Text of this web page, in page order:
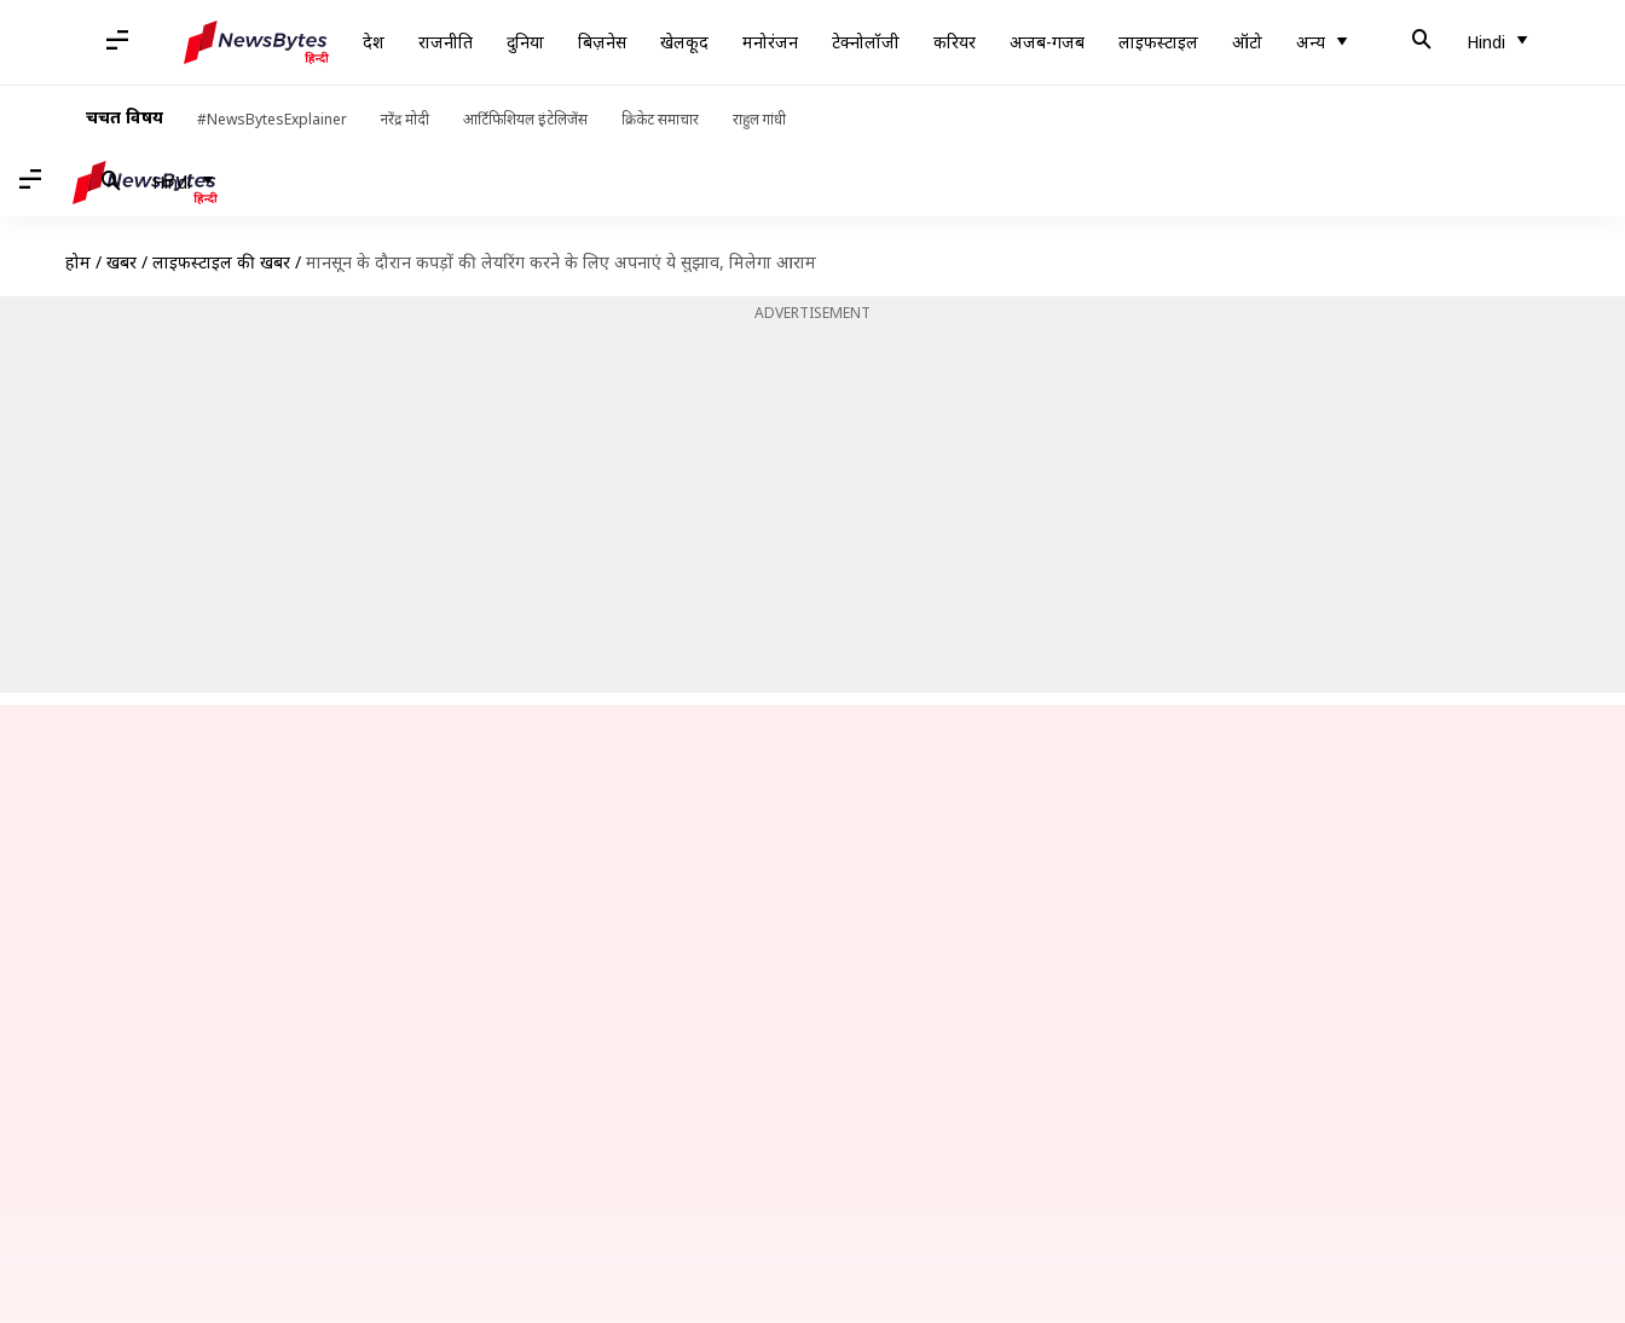
देश राजनीति दुनिया बिज़नेस खेलकूद मनोरंजन टेक्नोलॉजी करियर अजब-गजब लाइफस्टाइल ऑटो अन्य Hindi
चर्चित विषय #NewsBytesExplainer नरेंद्र मोदी आर्टिफिशियल इंटेलिजेंस क्रिकेट समाचार राहुल गांधी
Hindi
होम / खबरें / लाइफस्टाइल की खबरें / मानसून के दौरान कपड़ों की लेयरिंग करने के लिए अपनाएं ये सुझाव, मिलेगा आराम
ADVERTISEMENT